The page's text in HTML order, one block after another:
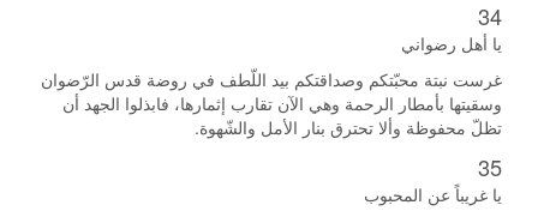
34
يا أهل رضواني
غرست نبتة محبّتكم وصداقتكم بيد اللّطف في روضة قدس الرّضوان
وسقيتها بأمطار الرحمة وهي الآن تقارب إثمارها، فابذلوا الجهد أن
تظلّ محفوظة وألا تحترق بنار الأمل والشّهوة.
35
يا غريباً عن المحبوب